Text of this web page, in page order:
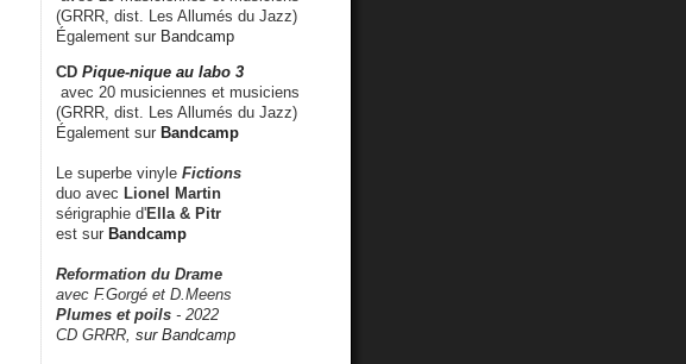
(GRRR, dist. Les Allumés du Jazz)
Également sur Bandcamp
CD Pique-nique au labo 3
avec 20 musiciennes et musiciens
(GRRR, dist. Les Allumés du Jazz)
Également sur Bandcamp
Le superbe vinyle Fictions
duo avec Lionel Martin
sérigraphie d'Ella & Pitr
est sur Bandcamp
Reformation du Drame
avec F.Gorgé et D.Meens
Plumes et poils - 2022
CD GRRR, sur Bandcamp